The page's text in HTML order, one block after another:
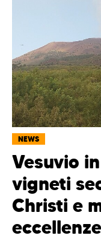
NEWS
Vesuvio
vigneti
Christi e
eccellenze